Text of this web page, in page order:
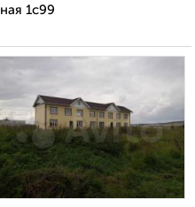
1с99